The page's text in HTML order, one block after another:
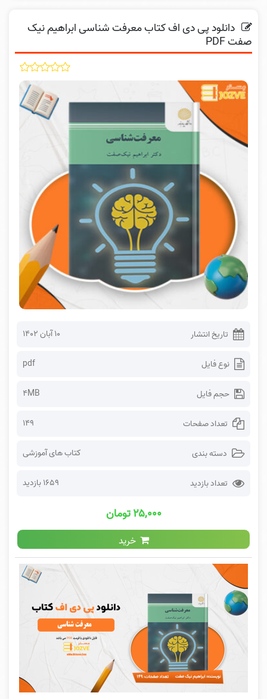
دانلود پی دی اف کتاب معرفت شناسی ابراهیم نیک
صفت PDF
تاریخ انتشار ۱۰ آبان ۱۴۰۲
نوع فایل pdf
حجم فایل 4MB
تعداد صفحات 149
دسته بندی کتاب های آموزشی
تعداد بازدید 1659 بازدید
۲۵,۰۰۰ تومان
خرید